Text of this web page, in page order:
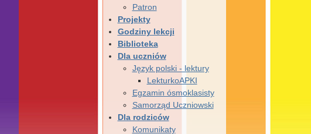
Patron
Projekty
Godziny lekcji
Biblioteka
Dla uczniów
Język polski - lektury
LekturkoAPKI
Egzamin ósmoklasisty
Samorząd Uczniowski
Dla rodziców
Komunikaty